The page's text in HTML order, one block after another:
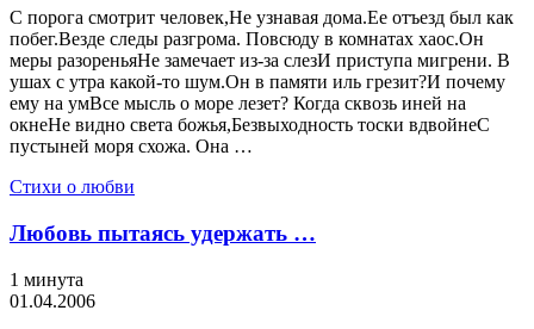
С порога смотрит человек,Не узнавая дома.Ее отъезд был как
побег.Везде следы разгрома. Повсюду в комнатах хаос.Он
меры разореньяНе замечает из-за слезИ приступа мигрени. В
ушах с утра какой-то шум.Он в памяти иль грезит?И почему
ему на умВсе мысль о море лезет? Когда сквозь иней на
окнеНе видно света божья,Безвыходность тоски вдвойнеС
пустыней моря схожа. Она …
Стихи о любви
Любовь пытаясь удержать …
1 минута
01.04.2006